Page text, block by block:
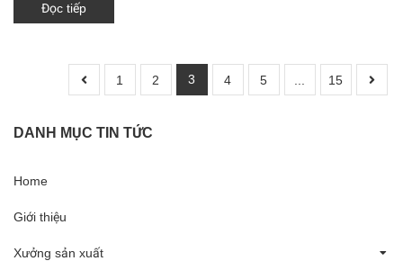
DANH MỤC TIN TỨC
Home
Giới thiệu
Xưởng sản xuất
Đọc tiếp
1 2 3 4 5 15